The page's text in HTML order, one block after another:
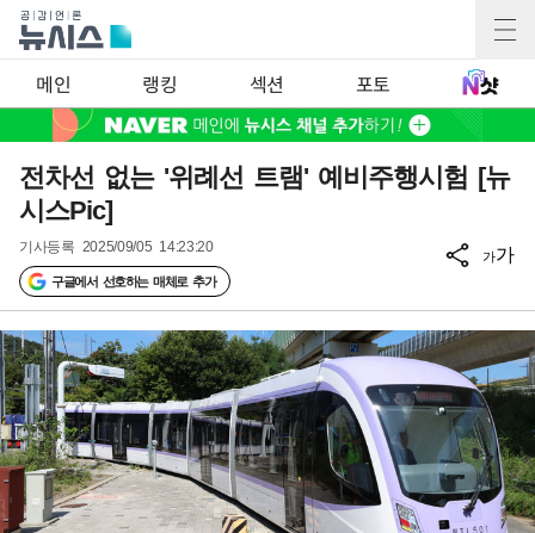
메인 랭킹 섹션 포토
전차선 없는 '위례선 트램' 예비주행시험 [뉴
시스Pic]
기사등록 2025/09/05 14:23:20
구글에서 선호하는 매체로 추가
가가